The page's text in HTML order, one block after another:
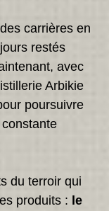
carrières en
restés
avec
Arbikie
poursuivre
du terroir qui
produits : le